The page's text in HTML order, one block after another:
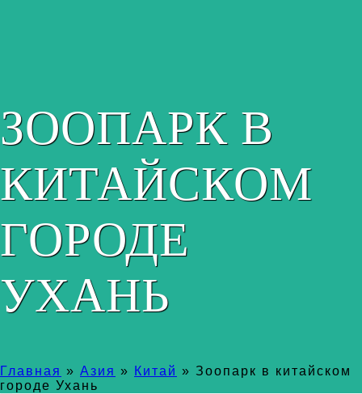
ЗООПАРК В
КИТАЙСКОМ
ГОРОДЕ
УХАНЬ
Главная » Азия » Китай » Зоопарк в китайском
городе Ухань